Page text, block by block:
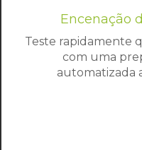
Encenação
Teste rapidamente
com uma
automatizada